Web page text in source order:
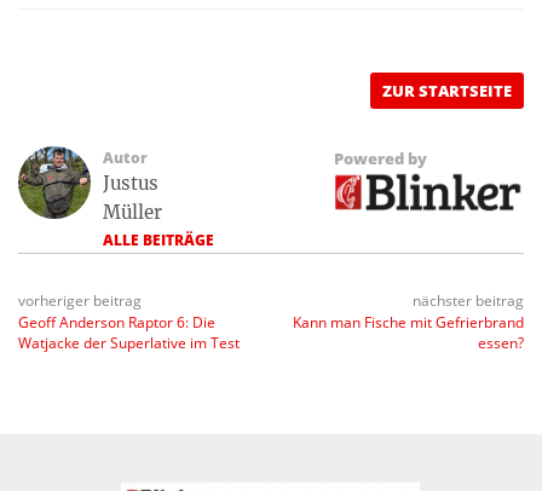
ZUR STARTSEITE
Autor
Justus
Müller
ALLE BEITRÄGE
Powered by
vorheriger beitrag
Geoff Anderson Raptor 6: Die
Watjacke der Superlative im Test
nächster beitrag
Kann man Fische mit Gefrierbrand
essen?